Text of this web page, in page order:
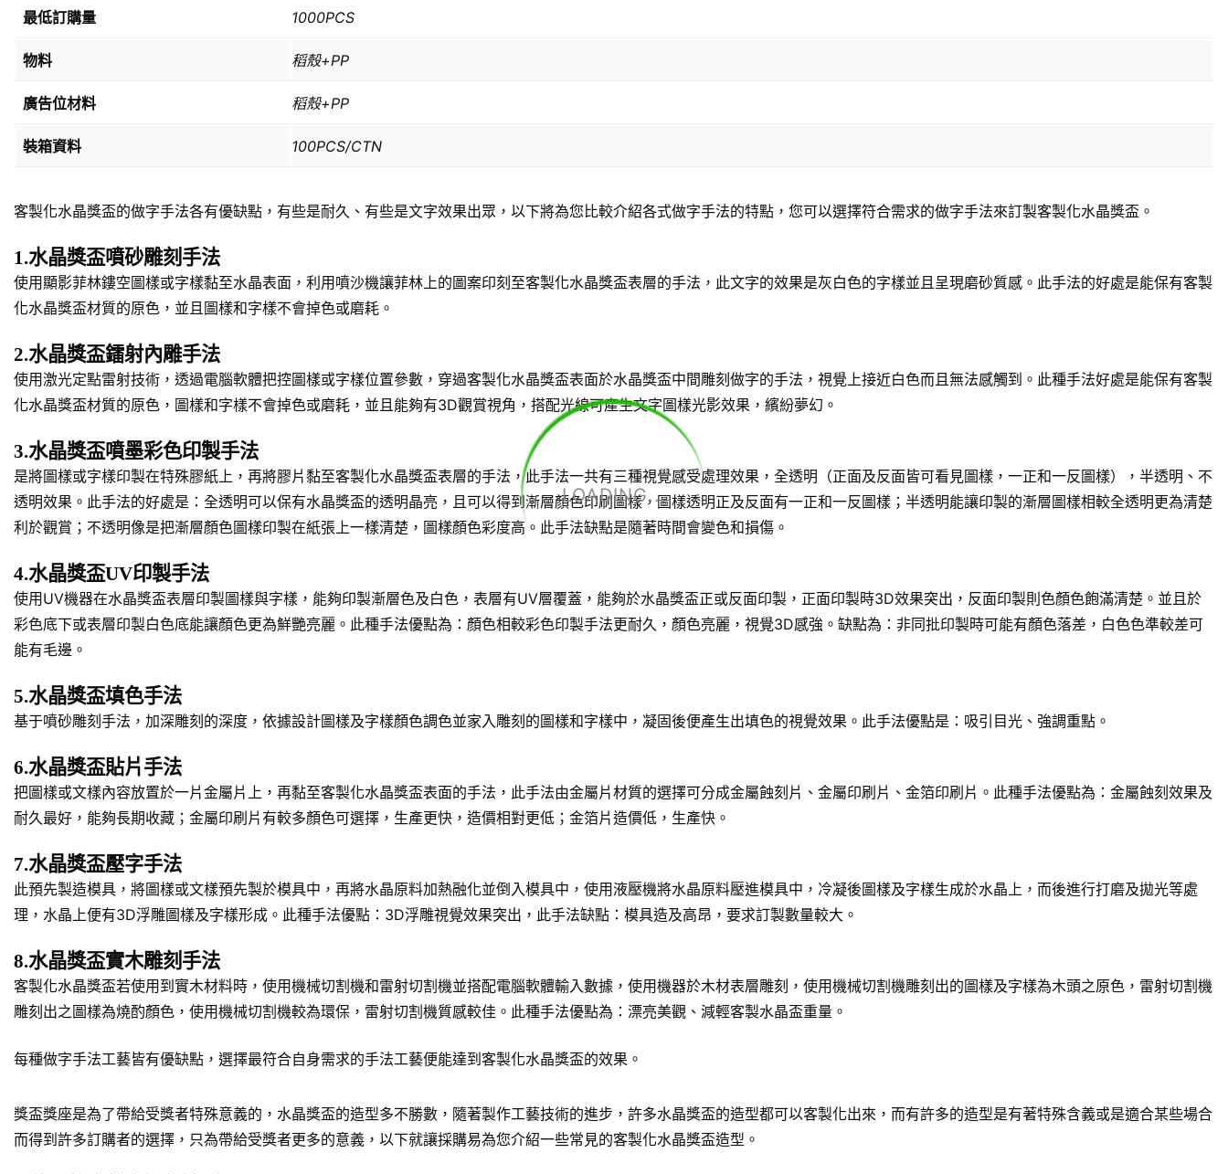
LOADING...
最低訂購量 1000PCS
物料 稻殼+PP
廣告位材料 稻殼+PP
裝箱資料 100PCS/CTN
客製化水晶獎盃的做字手法各有優缺點，有些是耐久、有些是文字效果出眾，以下將為您比較介紹各式做字手法的特點，您可以選擇符合需求的做字手法來訂製客製化水晶獎盃。
1.水晶獎盃噴砂雕刻手法
使用顯影菲林鏤空圖樣或字樣黏至水晶表面，利用噴沙機讓菲林上的圖案印刻至客製化水晶獎盃表層的手法，此文字的效果是灰白色的字樣並且呈現磨砂質感。此手法的好處是能保有客製
化水晶獎盃材質的原色，並且圖樣和字樣不會掉色或磨耗。
2.水晶獎盃鐳射內雕手法
使用激光定點雷射技術，透過電腦軟體把控圖樣或字樣位置參數，穿過客製化水晶獎盃表面於水晶獎盃中間雕刻做字的手法，視覺上接近白色而且無法感觸到。此種手法好處是能保有客製
化水晶獎盃材質的原色，圖樣和字樣不會掉色或磨耗，並且能夠有3D觀賞視角，搭配光線可產生文字圖樣光影效果，繽紛夢幻。
3.水晶獎盃噴墨彩色印製手法
是將圖樣或字樣印製在特殊膠紙上，再將膠片黏至客製化水晶獎盃表層的手法，此手法一共有三種視覺感受處理效果，全透明（正面及反面皆可看見圖樣，一正和一反圖樣），半透明、不
透明效果。此手法的好處是：全透明可以保有水晶獎盃的透明晶亮，且可以得到漸層顏色印刷圖樣，圖樣透明正及反面有一正和一反圖樣；半透明能讓印製的漸層圖樣相較全透明更為清楚
利於觀賞；不透明像是把漸層顏色圖樣印製在紙張上一樣清楚，圖樣顏色彩度高。此手法缺點是隨著時間會變色和損傷。
4.水晶獎盃UV印製手法
使用UV機器在水晶獎盃表層印製圖樣與字樣，能夠印製漸層色及白色，表層有UV層覆蓋，能夠於水晶獎盃正或反面印製，正面印製時3D效果突出，反面印製則色顏色飽滿清楚。並且於
彩色底下或表層印製白色底能讓顏色更為鮮艷亮麗。此種手法優點為：顏色相較彩色印製手法更耐久，顏色亮麗，視覺3D感強。缺點為：非同批印製時可能有顏色落差，白色色準較差可
能有毛邊。
5.水晶獎盃填色手法
基于噴砂雕刻手法，加深雕刻的深度，依據設計圖樣及字樣顏色調色並家入雕刻的圖樣和字樣中，凝固後便產生出填色的視覺效果。此手法優點是：吸引目光、強調重點。
6.水晶獎盃貼片手法
把圖樣或文樣內容放置於一片金屬片上，再黏至客製化水晶獎盃表面的手法，此手法由金屬片材質的選擇可分成金屬蝕刻片、金屬印刷片、金箔印刷片。此種手法優點為：金屬蝕刻效果及
耐久最好，能夠長期收藏；金屬印刷片有較多顏色可選擇，生產更快，造價相對更低；金箔片造價低，生產快。
7.水晶獎盃壓字手法
此預先製造模具，將圖樣或文樣預先製於模具中，再將水晶原料加熱融化並倒入模具中，使用液壓機將水晶原料壓進模具中，冷凝後圖樣及字樣生成於水晶上，而後進行打磨及拋光等處
理，水晶上便有3D浮雕圖樣及字樣形成。此種手法優點：3D浮雕視覺效果突出，此手法缺點：模具造及高昂，要求訂製數量較大。
8.水晶獎盃實木雕刻手法
客製化水晶獎盃若使用到實木材料時，使用機械切割機和雷射切割機並搭配電腦軟體輸入數據，使用機器於木材表層雕刻，使用機械切割機雕刻出的圖樣及字樣為木頭之原色，雷射切割機
雕刻出之圖樣為燒酌顏色，使用機械切割機較為環保，雷射切割機質感較佳。此種手法優點為：漂亮美觀、減輕客製水晶盃重量。
每種做字手法工藝皆有優缺點，選擇最符合自身需求的手法工藝便能達到客製化水晶獎盃的效果。
獎盃獎座是為了帶給受獎者特殊意義的，水晶獎盃的造型多不勝數，隨著製作工藝技術的進步，許多水晶獎盃的造型都可以客製化出來，而有許多的造型是有著特殊含義或是適合某些場合
而得到許多訂購者的選擇，只為帶給受獎者更多的意義，以下就讓採購易為您介紹一些常見的客製化水晶獎盃造型。